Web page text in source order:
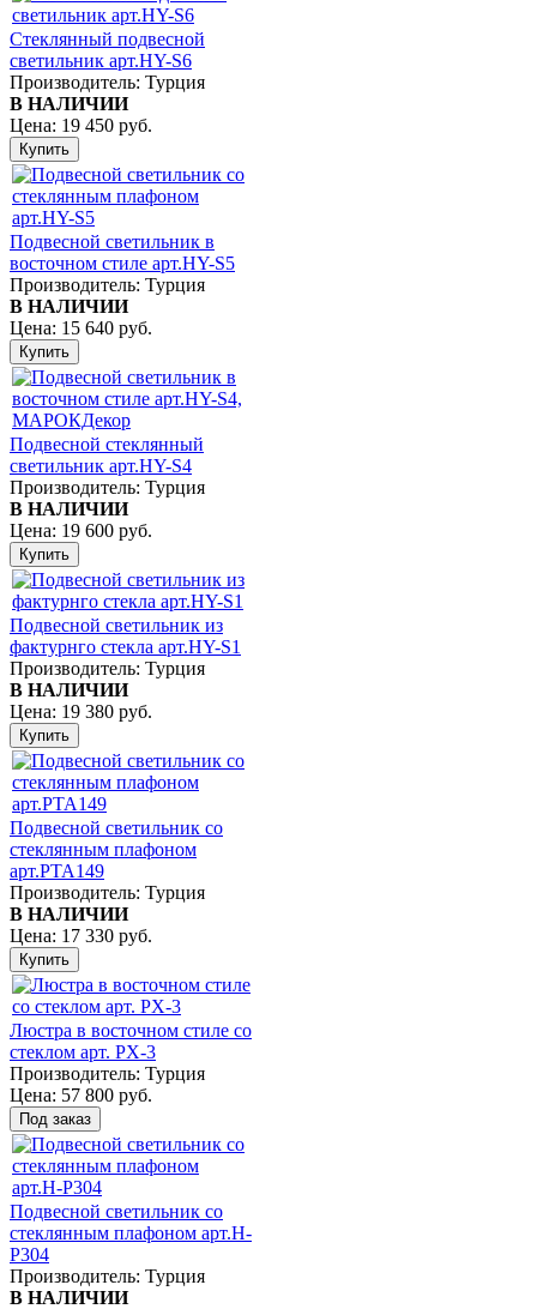
Стеклянный подвесной
светильник арт.HY-S6
Производитель: Турция
В НАЛИЧИИ
Цена: 19 450 руб.
Подвесной светильник в
восточном стиле арт.HY-S5
Производитель: Турция
В НАЛИЧИИ
Цена: 15 640 руб.
Подвесной стеклянный
светильник арт.HY-S4
Производитель: Турция
В НАЛИЧИИ
Цена: 19 600 руб.
Подвесной светильник из
фактурнго стекла арт.HY-S1
Производитель: Турция
В НАЛИЧИИ
Цена: 19 380 руб.
Подвесной светильник со
стеклянным плафоном
арт.PTA149
Производитель: Турция
В НАЛИЧИИ
Цена: 17 330 руб.
Люстра в восточном стиле со
стеклом арт. PX-3
Производитель: Турция
Цена: 57 800 руб.
Подвесной светильник со
стеклянным плафоном арт.H-
P304
Производитель: Турция
В НАЛИЧИИ